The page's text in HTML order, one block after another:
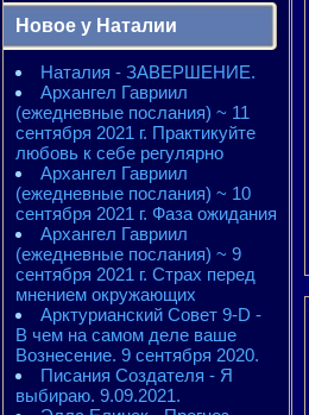
2010 - энергии месяцев
2010 - ЭНЕРГИИ года
2011 - энергии месяцев
2011 - ЭНЕРГИИ года
2012 - энергии месяцев
2012 - ЭНЕРГИИ года
2013 - энергии месяцев
2013 - ЭНЕРГИИ года
2014 - энергии месяцев
2014 - ЭНЕРГИИ года
2015 - энергии месяцев
2015 - ЭНЕРГИИ года
Новое у Наталии
Наталия - ЗАВЕРШЕНИЕ.
Архангел Гавриил
(ежедневные послания) ~ 11
сентября 2021 г. Практикуйте
любовь к себе регулярно
Архангел Гавриил
(ежедневные послания) ~ 10
сентября 2021 г. Фаза ожидания
Архангел Гавриил
(ежедневные послания) ~ 9
сентября 2021 г. Страх перед
мнением окружающих
Арктурианский Совет 9-D -
В чем на самом деле ваше
Вознесение. 9 сентября 2020.
Писания Создателя - Я
выбираю. 9.09.2021.